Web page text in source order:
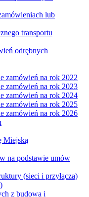
lub
transportu
odrębnych
zamówień na rok 2022
zamówień na rok 2023
zamówień na rok 2024
zamówień na rok 2025
zamówień na rok 2026
Miejską
na podstawie umów
(sieci i przyłącza)
z budowa i